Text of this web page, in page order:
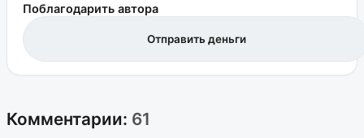
Поблагодарить автора
Отправить деньги
Комментарии: 61